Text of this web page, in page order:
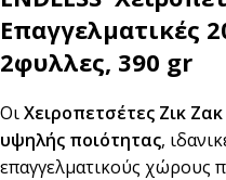
Επαγγελματικές
2φυλλες, 390 gr
ΟιΧειροπετσέτες Ζικ Ζακ
υψηλής ποιότητας,
επαγγελματικούς χώρους